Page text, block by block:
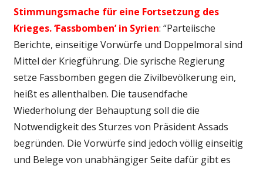
Stimmungsmache für eine Fortsetzung des
Krieges. ‘Fassbomben’ in Syrien: “Parteiische
Berichte, einseitige Vorwürfe und Doppelmoral sind
Mittel der Kriegführung. Die syrische Regierung
setze Fassbomben gegen die Zivilbevölkerung ein,
heißt es allenthalben. Die tausendfache
Wiederholung der Behauptung soll die die
Notwendigkeit des Sturzes von Präsident Assads
begründen. Die Vorwürfe sind jedoch völlig einseitig
und Belege von unabhängiger Seite dafür gibt es